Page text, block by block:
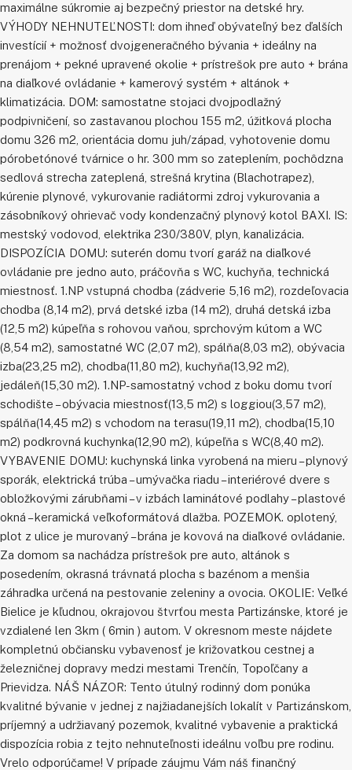
maximálne súkromie aj bezpečný priestor na detské hry.
VÝHODY NEHNUTEĽNOSTI: dom ihneď obývateľný bez ďalších
investícií + možnosť dvojgeneračného bývania + ideálny na
prenájom + pekné upravené okolie + prístrešok pre auto + brána
na diaľkové ovládanie + kamerový systém + altánok +
klimatizácia. DOM: samostatne stojaci dvojpodlažný
podpivničení, so zastavanou plochou 155 m2, úžitková plocha
domu 326 m2, orientácia domu juh/západ, vyhotovenie domu
pórobetónové tvárnice o hr. 300 mm so zateplením, pochôdzna
sedlová strecha zateplená, strešná krytina (Blachotrapez),
kúrenie plynové, vykurovanie radiátormi zdroj vykurovania a
zásobníkový ohrievač vody kondenzačný plynový kotol BAXI. IS:
mestský vodovod, elektrika 230/380V, plyn, kanalizácia.
DISPOZÍCIA DOMU: suterén domu tvorí garáž na diaľkové
ovládanie pre jedno auto, práčovňa s WC, kuchyňa, technická
miestnosť. 1.NP vstupná chodba (zádverie 5,16 m2), rozdeľovacia
chodba (8,14 m2), prvá detské izba (14 m2), druhá detská izba
(12,5 m2) kúpeľňa s rohovou vaňou, sprchovým kútom a WC
(8,54 m2), samostatné WC (2,07 m2), spálňa(8,03 m2), obývacia
izba(23,25 m2), chodba(11,80 m2), kuchyňa(13,92 m2),
jedáleň(15,30 m2). 1.NP-samostatný vchod z boku domu tvorí
schodište – obývacia miestnosť(13,5 m2) s loggiou(3,57 m2),
spálňa(14,45 m2) s vchodom na terasu(19,11 m2), chodba(15,10
m2) podkrovná kuchynka(12,90 m2), kúpeľňa s WC(8,40 m2).
VYBAVENIE DOMU: kuchynská linka vyrobená na mieru – plynový
sporák, elektrická trúba – umývačka riadu – interiérové dvere s
obložkovými zárubňami – v izbách laminátové podlahy – plastové
okná – keramická veľkoformátová dlažba. POZEMOK. oplotený,
plot z ulice je murovaný – brána je kovová na diaľkové ovládanie.
Za domom sa nachádza prístrešok pre auto, altánok s
posedením, okrasná trávnatá plocha s bazénom a menšia
záhradka určená na pestovanie zeleniny a ovocia. OKOLIE: Veľké
Bielice je kľudnou, okrajovou štvrťou mesta Partizánske, ktoré je
vzdialené len 3km ( 6min ) autom. V okresnom meste nájdete
kompletnú občiansku vybavenosť je križovatkou cestnej a
železničnej dopravy medzi mestami Trenčín, Topoľčany a
Prievidza. NÁŠ NÁZOR: Tento útulný rodinný dom ponúka
kvalitné bývanie v jednej z najžiadanejších lokalít v Partizánskom,
príjemný a udržiavaný pozemok, kvalitné vybavenie a praktická
dispozícia robia z tejto nehnuteľnosti ideálnu voľbu pre rodinu.
Vrelo odporúčame! V prípade záujmu Vám náš finančný